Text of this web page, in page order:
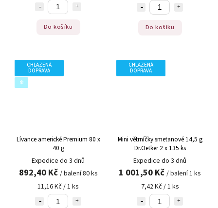
Do košíku Do košíku
CHLAZENÁ
DOPRAVA
❄️
Lívance americké Premium 80 x
40 g
Expedice do 3 dnů
892,40 Kč / balení 80 ks
11,16 Kč / 1 ks
CHLAZENÁ
DOPRAVA
Mini větrníčky smetanové 14,5 g
Dr.Oetker 2 x 135 ks
Expedice do 3 dnů
1 001,50 Kč / balení 1 ks
7,42 Kč / 1 ks